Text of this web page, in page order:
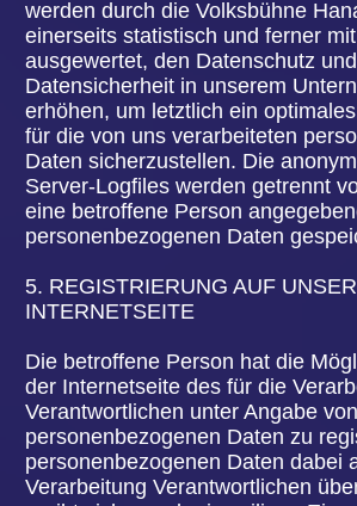
personenbezogener Daten, die die betroffene
Person uns für den Newsletterversand erteilt hat,
kann jederzeit widerrufen werden. Zum Zwecke
des Widerrufs der Einwilligung findet sich in jedem
Newsletter ein entsprechender Link. Ferner
besteht die Möglichkeit, sich jederzeit auch direkt
auf der Internetseite des für die Verarbeitung
Verantwortlichen vom Newsletterversand
abzumelden oder dies dem für die Verarbeitung
Verantwortlichen auf andere Weise mitzuteilen.
7. NEWSLETTER-TRACKING
Die Newsletter der Volksbühne Hanau e.V.
eine Miniaturgrafik, die in solche E-Mails
eingebettet wird, welche im HTML-Format
versendet werden, um eine Logdatei-Aufzeichnung
Dadurch kann eine statistische Auswertung des
Erfolges oder Misserfolges von Online-Marketing-
Kampagnen durchgeführt werden. Anhand des
eingebetteten Zählpixels kann die Volksbühne
Hanau e.V. erkennen, ob und wann eine E-Mail
von einer betroffenen Person geöffnet wurde und
welche in der E-Mail befindlichen Links von der
betroffenen Person aufgerufen wurden.